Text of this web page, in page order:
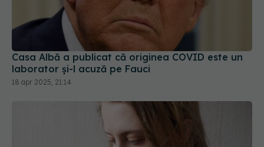
Casa Albă a publicat că originea COVID este un
laborator și-l acuză pe Fauci
18 apr 2025, 21:14